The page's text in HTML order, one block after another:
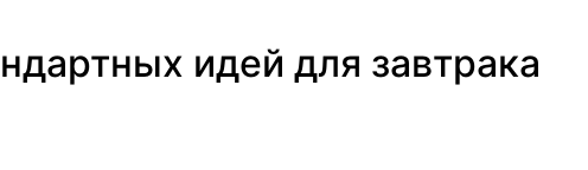
идей для завтрака